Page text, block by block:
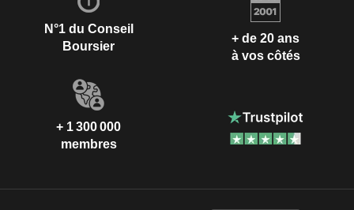
N°1 du Conseil
Boursier
+ de 20 ans
à vos côtés
+ 1 300 000
membres